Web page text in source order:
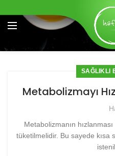
SAĞLIKLI
Metabolizmayı
Metabolizmanın
tüketilmelidir. Bu sayede kısa